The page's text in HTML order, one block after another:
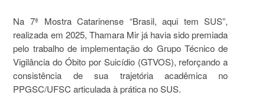
Na 7ª Mostra Catarinense “Brasil, aqui tem SUS”,
realizada em 2025, Thamara Mir já havia sido premiada
pelo trabalho de implementação do Grupo Técnico de
Vigilância do Óbito por Suicídio (GTVOS), reforçando a
consistência de sua trajetória acadêmica no
PPGSC/UFSC articulada à prática no SUS.